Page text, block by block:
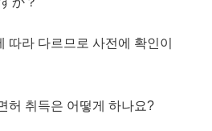
따라 다르므로 사전에 확인이
허 취득은 어떻게 하나요?